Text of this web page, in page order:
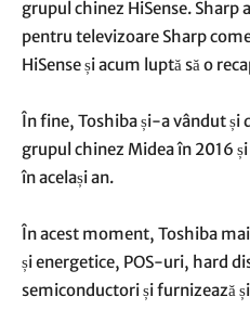
grupul chinez HiSense. Sharp
pentru televizoare Sharp
HiSense și acum luptă să o
În fine, Toshiba și-a vândut și
grupul chinez Midea în 2016
în același an.
În acest moment, Toshiba
și energetice, POS-uri, hard
semiconductori și furnizează